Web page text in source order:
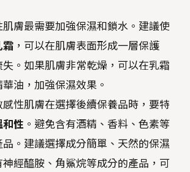
肌膚最需要加強保濕和鎖水。建議使
霜 ，可以在肌膚表面形成一層保護
。如果肌膚非常乾燥，可以在乳霜
油，加強保濕效果。
感性肌膚在選擇後續保養品時，要特
和性 。避免含有酒精、香料、色素等
。建議選擇成分簡單、天然的保濕
經醯胺、角鯊烷等成分的產品，可